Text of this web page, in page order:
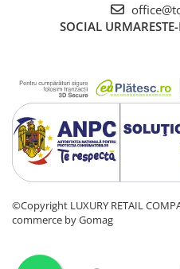
SOCIAL
©Copyright LUXURY RETAIL
commerce by Gomag